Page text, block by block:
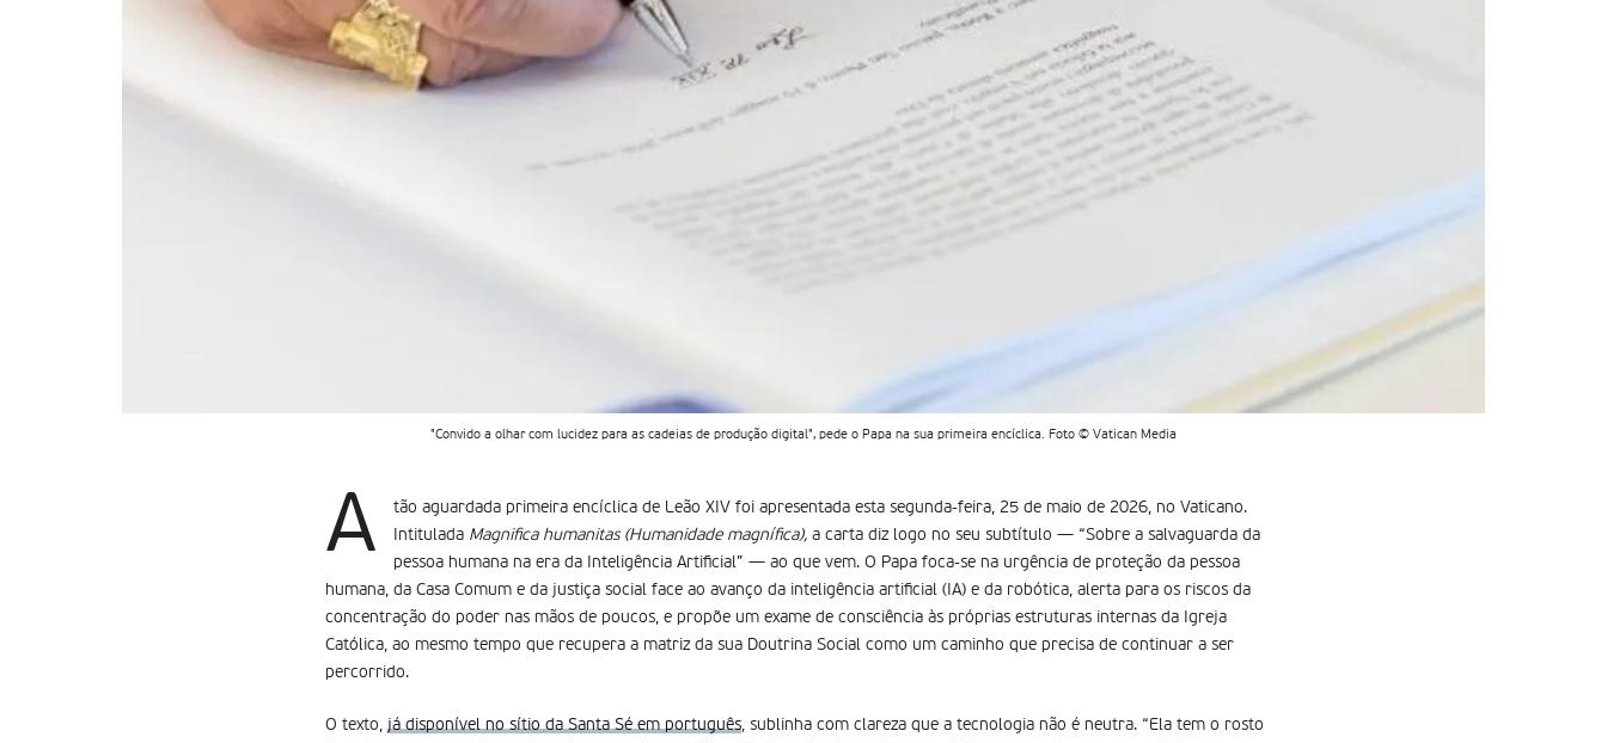
"Convido a olhar com lucidez para as cadeias de produção digital", pede o Papa na sua primeira encíclica. Foto © Vatican Media
A
tão aguardada primeira encíclica de Leão XIV foi apresentada esta segunda-feira, 25 de maio de 2026, no Vaticano.
Intitulada Magnifica humanitas (Humanidade magnífica), a carta diz logo no seu subtítulo — “Sobre a salvaguarda da
pessoa humana na era da Inteligência Artificial” — ao que vem. O Papa foca-se na urgência de proteção da pessoa
humana, da Casa Comum e da justiça social face ao avanço da inteligência artificial (IA) e da robótica, alerta para os riscos da
concentração do poder nas mãos de poucos, e propõe um exame de consciência às próprias estruturas internas da Igreja
Católica, ao mesmo tempo que recupera a matriz da sua Doutrina Social como um caminho que precisa de continuar a ser
percorrido.
O texto, já disponível no sítio da Santa Sé em português, sublinha com clareza que a tecnologia não é neutra. “Ela tem o rosto